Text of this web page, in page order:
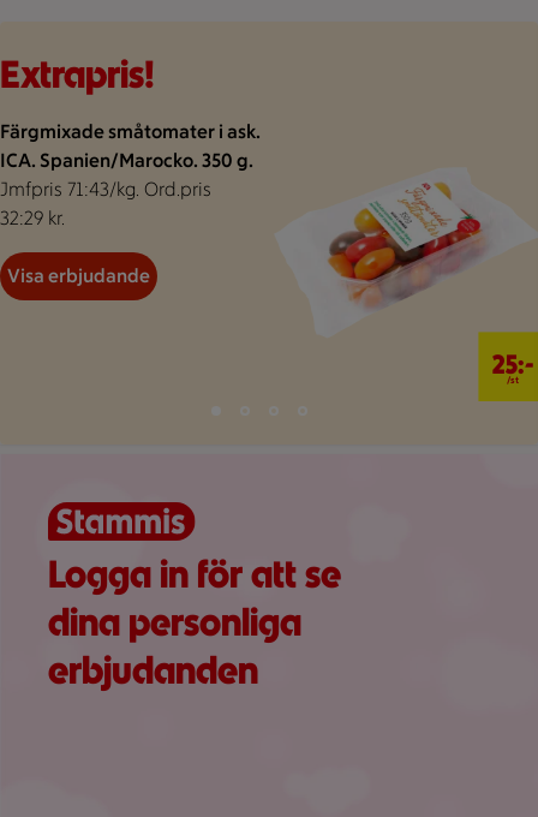
Bildspel med 4 bilder.
Extrapris!
Färgmixade småtomater i ask.
ICA. Spanien/Marocko. 350 g.
Jmfpris 71:43/kg. Ord.pris
32:29 kr.
Visa erbjudande
25:-
/st
Logga in för att se
dina personliga
erbjudanden